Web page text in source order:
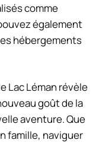
comme
également
hébergements
Lac Léman révèle
goût de la
aventure. Que
famille, naviguer